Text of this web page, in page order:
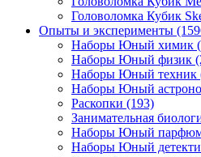
Головоломка Кубик
Опыты и эксперименты
Наборы Юный химик
Наборы Юный физик
Наборы Юный техник
Наборы Юный
Раскопки (193)
Занимательная
Наборы Юный
Наборы Юный